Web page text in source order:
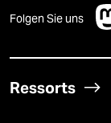
Folgen Sie uns
Ressorts